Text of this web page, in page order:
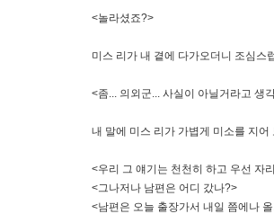
<놀라셨죠?>
미스 리가 내 곁에 다가오더니 조심스
<좀... 의외군... 사실이 아닐거라고 생
내 말에 미스 리가 가볍게 미소를 지
<우리 그 얘기는 천천히 하고 우선 자
<그나저나 남편은 어디 갔나?>
<남편은 오늘 출장가서 내일 쯤에나